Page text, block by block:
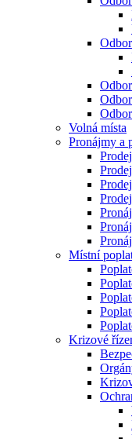
Volná místa
Pronájmy a
Místní
Krizové